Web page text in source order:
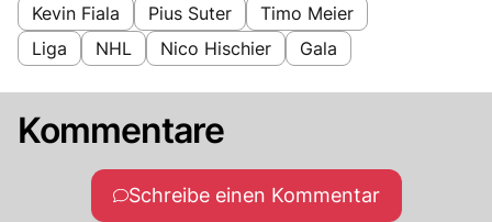
Kevin Fiala
Pius Suter
Timo Meier
Liga
NHL Nico Hischier Gala
Kommentare
Schreibe einen Kommentar